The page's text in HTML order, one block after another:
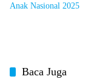
Anak Nasional 2025
Baca Juga